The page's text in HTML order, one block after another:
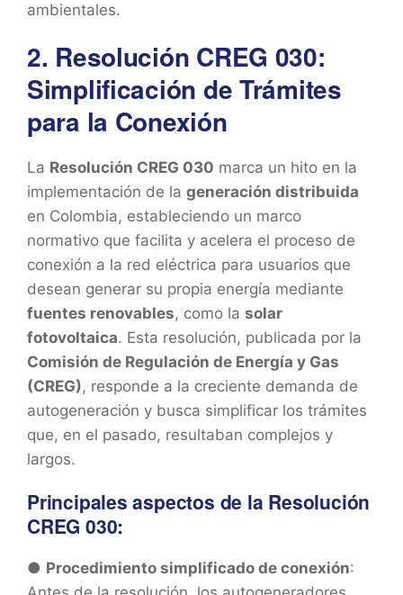
ambientales.
2. Resolución CREG 030:
Simplificación de Trámites
para la Conexión
La Resolución CREG 030 marca un hito en la
implementación de la generación distribuida
en Colombia, estableciendo un marco
normativo que facilita y acelera el proceso de
conexión a la red eléctrica para usuarios que
desean generar su propia energía mediante
fuentes renovables, como la solar
fotovoltaica. Esta resolución, publicada por la
Comisión de Regulación de Energía y Gas
(CREG), responde a la creciente demanda de
autogeneración y busca simplificar los trámites
que, en el pasado, resultaban complejos y
largos.
Principales aspectos de la Resolución
CREG 030:
● Procedimiento simplificado de conexión: